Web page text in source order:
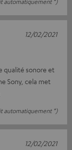
qualité sonore et
Sony, cela met
automatiquement *)
12/02/2021
12/02/2021